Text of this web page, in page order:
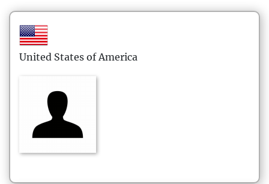
United States of America